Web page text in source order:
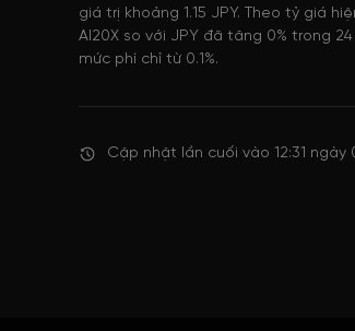
giá trị khoảng 1.15 JPY. Theo tỷ giá
AI20X so với JPY đã tăng 0% trong
mức phí chỉ từ 0.1%.
Cập nhật lần cuối vào 12:31 ngày